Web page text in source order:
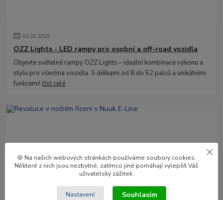
03.02.2025
OZZ Lights - LED rampy pro osobní a off-road vozidla
Objevte světelné rampy OZZ Lights – ideální kombinace výkonu a
stylu pro všechna vozidla. S délkami od 8 do 52 palců a unikátními
funkcemi!číst celé
🍪 Na našich webových stránkách používáme soubory cookies.
Některé z nich jsou nezbytné, zatímco jiné pomáhají vylepšít Váš
uživatelský zážitek.
Nastavení Souhlasím